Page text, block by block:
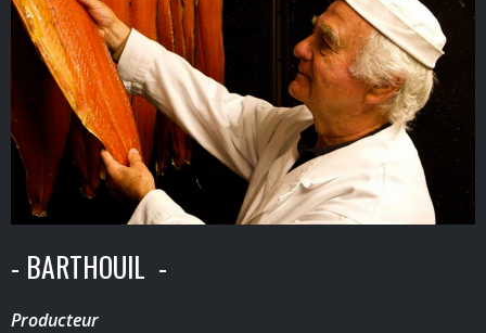
- BARTHOUIL -
Producteur